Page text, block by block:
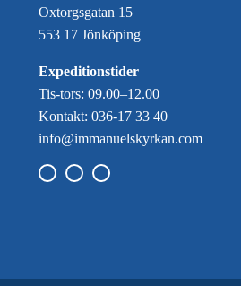
Oxtorgsgatan 15
553 17 Jönköping
Expeditionstider
Tis-tors: 09.00–12.00
Kontakt: 036-17 33 40
info@immanuelskyrkan.com